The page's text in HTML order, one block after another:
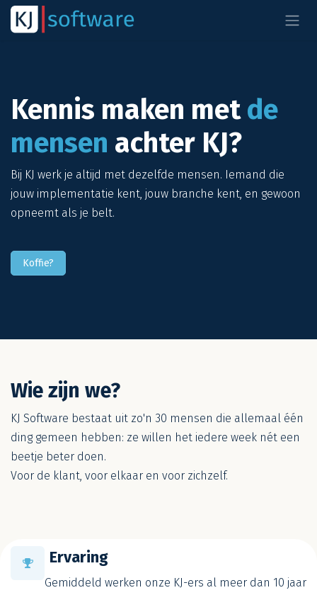
Overslaan naar inhoud
Kennis maken metde
mensen achter KJ?
Bij KJ werk je altijd met dezelfde mensen. Iemand die
jouw implementatie kent, jouw branche kent, en gewoon
opneemt als je belt.
Koffie?
Wie zijn we?
KJ Software bestaat uit zo'n 30 mensen die allemaal één
ding gemeen hebben: ze willen het iedere week nét een
beetje beter doen.
Voor de klant, voor elkaar en voor zichzelf.
Ervaring
Gemiddeld werken onze KJ-ers al meer dan 10 jaar